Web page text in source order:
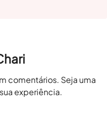
comentários. Seja uma
experiência.